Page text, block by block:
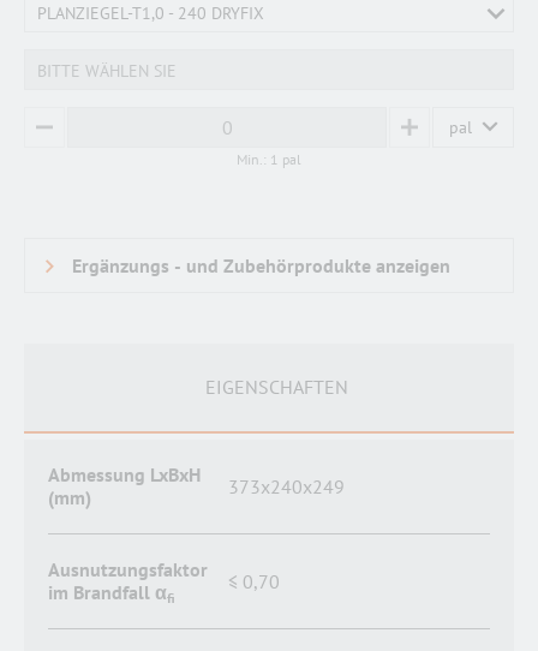
PLANZIEGEL-T1,0 - 240 DRYFIX
BITTE WÄHLEN SIE
MINUS PLUS pal
Min.: 1 pal
EIGENSCHAFTEN
Abmessung LxBxH
(mm)
373x240x249
Ausnutzungsfaktor
im Brandfall αfi
≤ 0,70